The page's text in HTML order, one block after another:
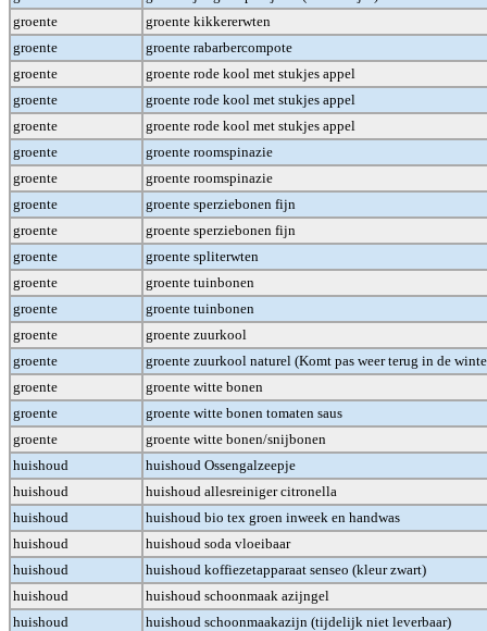
groente
groente kikkererwten
groente
groente rabarbercompote
groente
groente rode kool met stukjes appel
groente
groente rode kool met stukjes appel
groente
groente rode kool met stukjes appel
groente
groente roomspinazie
groente
groente roomspinazie
groente
groente sperziebonen fijn
groente
groente sperziebonen fijn
groente
groente spliterwten
groente
groente tuinbonen
groente
groente tuinbonen
groente
groente zuurkool
groente
groente zuurkool naturel (Komt pas weer terug in de
groente
groente witte bonen
groente
groente witte bonen tomaten saus
groente
groente witte bonen/snijbonen
huishoud
huishoud Ossengalzeepje
huishoud
huishoud allesreiniger citronella
huishoud
huishoud bio tex groen inweek en handwas
huishoud
huishoud soda vloeibaar
huishoud
huishoud koffiezetapparaat senseo (kleur zwart)
huishoud
huishoud schoonmaak azijngel
huishoud
huishoud schoonmaakazijn (tijdelijk niet leverbaar)